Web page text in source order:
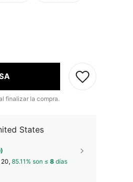
finalizar la compra.
States
85.11% son ≤ 8 días